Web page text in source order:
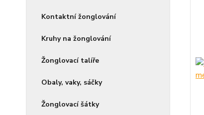
Kontaktní žonglování
Kruhy na žonglování
Žonglovací talíře
Obaly, vaky, sáčky
Žonglovací šátky